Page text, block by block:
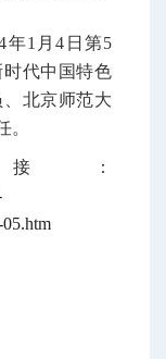
年1月4日第5
代中国特色
北京师范大
。
：